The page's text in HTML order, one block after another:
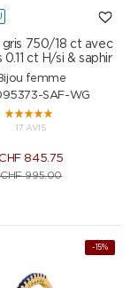
gris 750/18 ct avec
0.11 ct H/si & saphir
femme
SAF-WG
17 AVIS
CHF845.75
CHF995.00
-15%